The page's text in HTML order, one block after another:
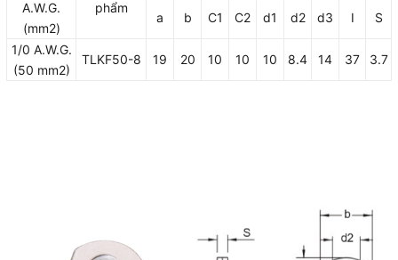
A.W.G.
(mm2)
phẩm
a b C1 C2 d1 d2 d3 I S
1/0 A.W.G.
(50 mm2)
TLKF50-8 19 20 10 10 10 8.4 14 37 3.7